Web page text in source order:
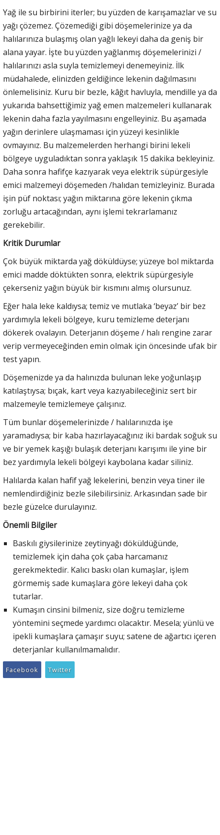
Yağ ile su birbirini iterler; bu yüzden de karışamazlar ve su
yağı çözemez. Çözemediği gibi döşemelerinize ya da
halılarınıza bulaşmış olan yağlı lekeyi daha da geniş bir
alana yayar. İşte bu yüzden yağlanmış döşemelerinizi /
halılarınızı asla suyla temizlemeyi denemeyiniz. İlk
müdahalede, elinizden geldiğince lekenin dağılmasını
önlemelisiniz. Kuru bir bezle, kâğıt havluyla, mendille ya da
yukarıda bahsettiğimiz yağ emen malzemeleri kullanarak
lekenin daha fazla yayılmasını engelleyiniz. Bu aşamada
yağın derinlere ulaşmaması için yüzeyi kesinlikle
ovmayınız. Bu malzemelerden herhangi birini lekeli
bölgeye uyguladıktan sonra yaklaşık 15 dakika bekleyiniz.
Daha sonra hafifçe kazıyarak veya elektrik süpürgesiyle
emici malzemeyi döşemeden /halıdan temizleyiniz. Burada
işin püf noktası; yağın miktarına göre lekenin çıkma
zorluğu artacağından, aynı işlemi tekrarlamanız
gerekebilir.
Kritik Durumlar
Çok büyük miktarda yağ döküldüyse; yüzeye bol miktarda
emici madde döktükten sonra, elektrik süpürgesiyle
çekerseniz yağın büyük bir kısmını almış olursunuz.
Eğer hala leke kaldıysa; temiz ve mutlaka ‘beyaz’ bir bez
yardımıyla lekeli bölgeye, kuru temizleme deterjanı
dökerek ovalayın. Deterjanın döşeme / halı rengine zarar
verip vermeyeceğinden emin olmak için öncesinde ufak bir
test yapın.
Döşemenizde ya da halınızda bulunan leke yoğunlaşıp
katılaştıysa; bıçak, kart veya kazıyabileceğiniz sert bir
malzemeyle temizlemeye çalışınız.
Tüm bunlar döşemelerinizde / halılarınızda işe
yaramadıysa; bir kaba hazırlayacağınız iki bardak soğuk su
ve bir yemek kaşığı bulaşık deterjanı karışımı ile yine bir
bez yardımıyla lekeli bölgeyi kaybolana kadar siliniz.
Halılarda kalan hafif yağ lekelerini, benzin veya tiner ile
nemlendirdiğiniz bezle silebilirsiniz. Arkasından sade bir
bezle güzelce durulayınız.
Önemli Bilgiler
Baskılı giysilerinize zeytinyağı döküldüğünde,
temizlemek için daha çok çaba harcamanız
gerekmektedir. Kalıcı baskı olan kumaşlar, işlem
görmemiş sade kumaşlara göre lekeyi daha çok
tutarlar.
Kumaşın cinsini bilmeniz, size doğru temizleme
yöntemini seçmede yardımcı olacaktır. Mesela; yünlü ve
ipekli kumaşlara çamaşır suyu; satene de ağartıcı içeren
deterjanlar kullanılmamalıdır.
Facebook Twitter